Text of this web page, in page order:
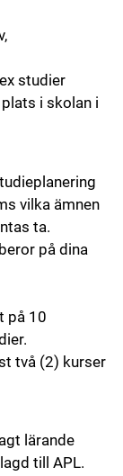
studier
i skolan i
vilka ämnen
ta.
på dina
på 10
två (2) kurser
lärande
till APL.